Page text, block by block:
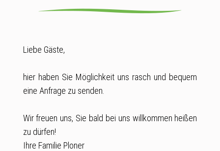
Liebe Gäste,
hier haben Sie Möglichkeit uns rasch und bequem
eine Anfrage zu senden.
Wir freuen uns, Sie bald bei uns willkommen heißen
zu dürfen!
Ihre Familie Ploner